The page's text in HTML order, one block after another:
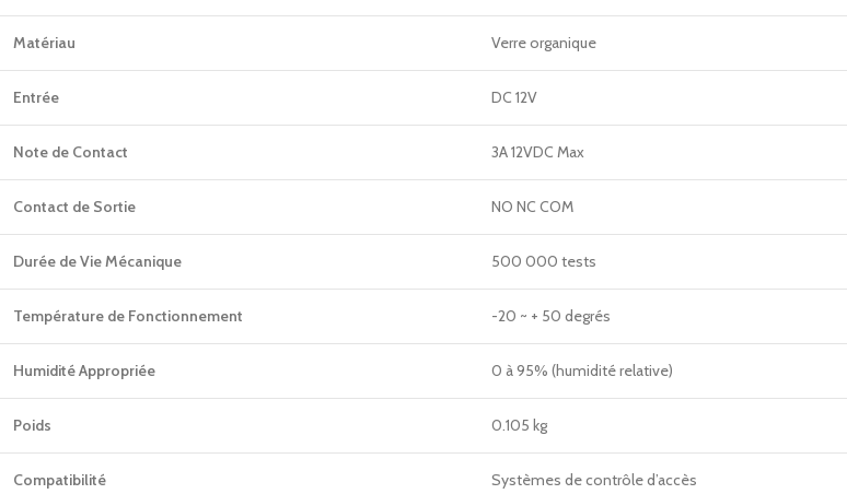
Matériau Verre organique
Entrée DC 12V
Note de Contact 3A 12VDC Max
Contact de Sortie NO NC COM
Durée de Vie Mécanique 500 000 tests
Température de Fonctionnement -20 ~ + 50 degrés
Humidité Appropriée 0 à 95% (humidité relative)
Poids 0.105 kg
Compatibilité Systèmes de contrôle d’accès